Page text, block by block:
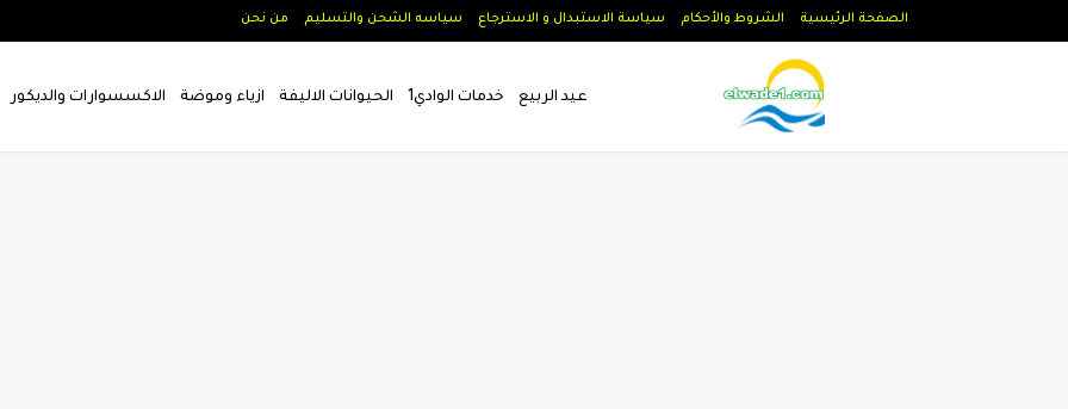
الصفحة الرئيسية الشروط والأحكام سياسة الاستبدال و الاسترجاع سياسه الشحن والتسليم من نحن
عيد الربيع خدمات الوادي1 الحيوانات الاليفة ازياء وموضة الاكسسوارات والديكور